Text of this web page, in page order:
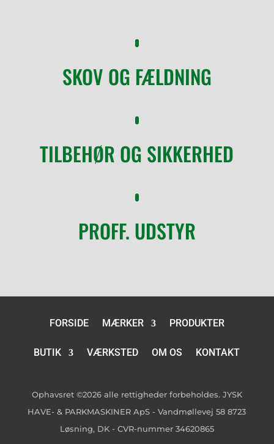
SKOV OG FÆLDNING
TILBEHØR OG SIKKERHED
PROFF. UDSTYR
FORSIDE MÆRKER PRODUKTER
BUTIK VÆRKSTED OM OS KONTAKT
Ophavsret ©2026 alle rettigheder forbeholdes. JYSK
HAVE- & PARKMASKINER ApS - Vandmøllevej 58 8723
Løsning, DK - CVR-nummer 34620865